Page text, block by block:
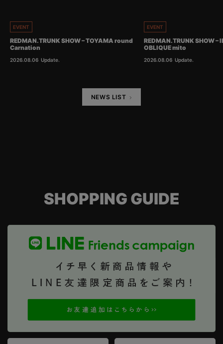
EVENT
REDMAN.TRUNK SHOW – TOYAMA round
Carnation
2026.08.06 Update.
EVENT
REDMAN.TRUNK SHOW
OBLIQUE mito
2026.08.06 Update.
NEWS LIST
SHOPPING GUIDE